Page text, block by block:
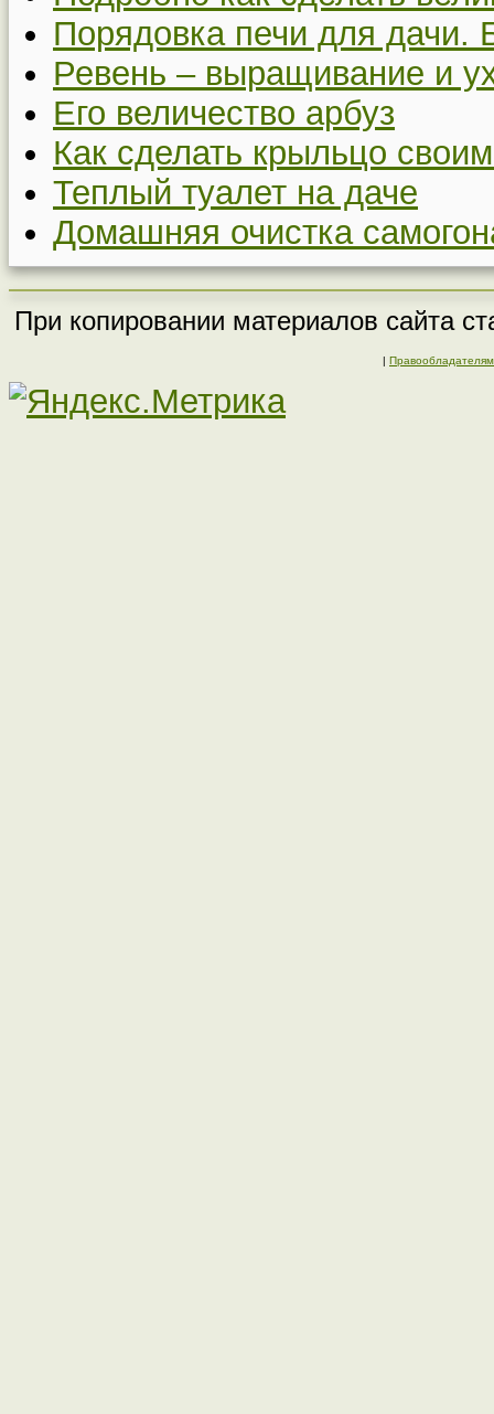
Порядовка печи для дачи.
Ревень – выращивание и
Его величество арбуз
Как сделать крыльцо
Теплый туалет на даче
Домашняя очистка
При копировании материалов сайта
| Правообладателям